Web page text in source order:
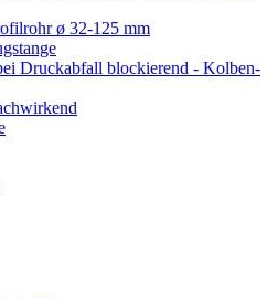
ø 32-125 mm
Druckabfall blockierend - Kolben-